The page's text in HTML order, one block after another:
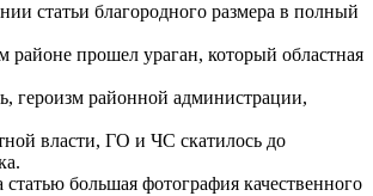
статьи благородного размера в полный
районе прошел ураган, который областная
героизм районной администрации,
власти, ГО и ЧС скатилось до
большая фотография качественного